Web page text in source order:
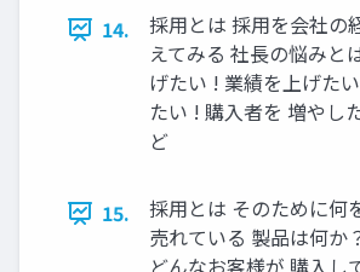
14.
採用とは 採用を会社の
えてみる 社長の悩み
げたい ! 業績を上げた
たい ! 購入者を 増やし
ど
15.
採用とは そのために何
売れている 製品は何か